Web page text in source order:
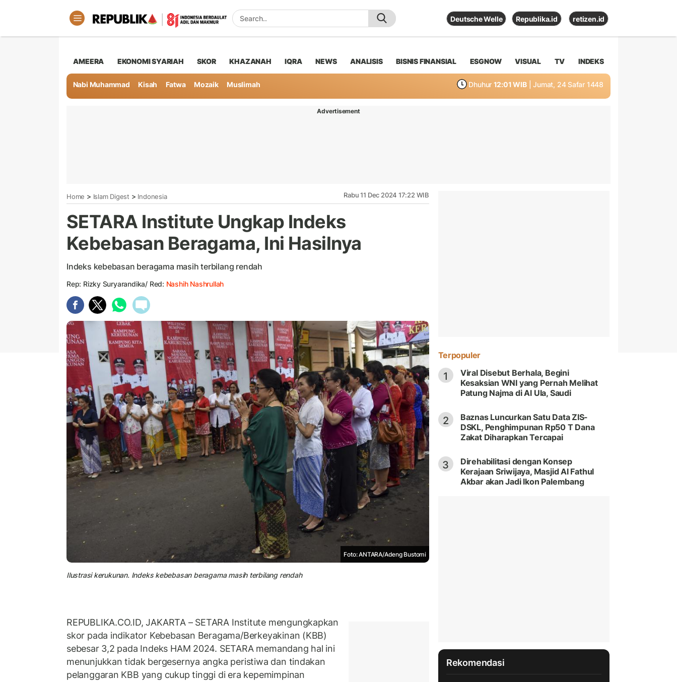
Deutsche Welle Republika.id retizen.id
AMEERA EKONOMI SYARIAH SKOR KHAZANAH IQRA NEWS ANALISIS BISNIS FINANSIAL ESGNOW VISUAL TV INDEKS
Nabi Muhammad Kisah Fatwa Mozaik Muslimah Dhuhur 12:01 WIB | Jumat, 24 Safar 1448
Advertisement
Home > Islam Digest > Indonesia Rabu 11 Dec 2024 17:22 WIB
SETARA Institute Ungkap Indeks
Kebebasan Beragama, Ini Hasilnya
Indeks kebebasan beragama masih terbilang rendah
Rep: Rizky Suryarandika/ Red: Nashih Nashrullah
Foto: ANTARA/Adeng Bustomi
Ilustrasi kerukunan. Indeks kebebasan beragama masih terbilang rendah
REPUBLIKA.CO.ID, JAKARTA – SETARA Institute mengungkapkan
skor pada indikator Kebebasan Beragama/Berkeyakinan (KBB)
sebesar 3,2 pada Indeks HAM 2024. SETARA memandang hal ini
menunjukkan tidak bergesernya angka peristiwa dan tindakan
pelanggaran KBB yang cukup tinggi di era kepemimpinan
Terpopuler
1
Viral Disebut Berhala, Begini
Kesaksian WNI yang Pernah Melihat
Patung Najma di Al Ula, Saudi
2
Baznas Luncurkan Satu Data ZIS-
DSKL, Penghimpunan Rp50 T Dana
Zakat Diharapkan Tercapai
3
Direhabilitasi dengan Konsep
Kerajaan Sriwijaya, Masjid Al Fathul
Akbar akan Jadi Ikon Palembang
Rekomendasi